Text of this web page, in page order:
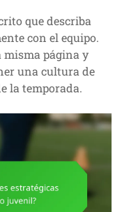
que describa
con el equipo.
misma página y
una cultura de
la temporada.